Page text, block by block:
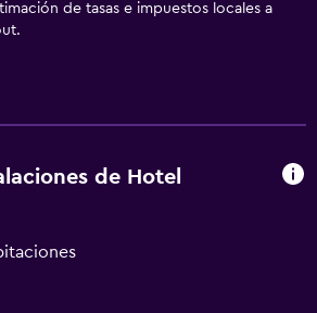
de tasas e impuestos locales a
de Hotel